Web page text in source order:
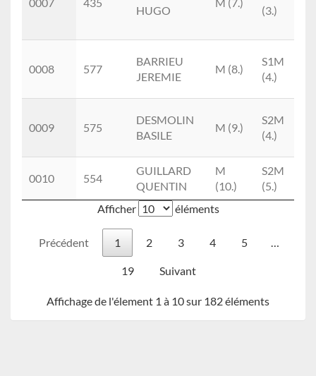
HUGO
(3.)
0008 577
BARRIEU
JEREMIE
M (8.)
S1M
(4.)
0009 575
DESMOLIN
BASILE
M (9.)
S2M
(4.)
0010 554
GUILLARD
QUENTIN
M
(10.)
S2M
(5.)
Afficher éléments
Précédent 1 2 3 4 5 …
19 Suivant
Affichage de l'élement 1 à 10 sur 182 éléments